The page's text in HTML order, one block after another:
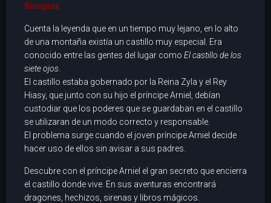
Sinopsis
Cuenta la leyenda que en un tiempo muy lejano, en lo alto
de una montaña existía un castillo muy especial. Era
conocido entre las gentes del lugar como El castillo de los
siete ojos
El castillo estaba gobernado por la Reina Zyla y el Rey
Hiasy, que junto con su hijo el príncipe Arniel, debían
custodiar que los poderes que se guardaban en el castillo
se utilizaran de un modo correcto y responsable.
El problema surge cuando el joven príncipe Arniel decide
hacer uso de ellos sin avisar a sus padres.
Descubre con el príncipe Arniel el gran secreto que encierra
el castillo donde vive. En sus aventuras encontrará
dragones, hechizos, sirenas y libros mágicos.